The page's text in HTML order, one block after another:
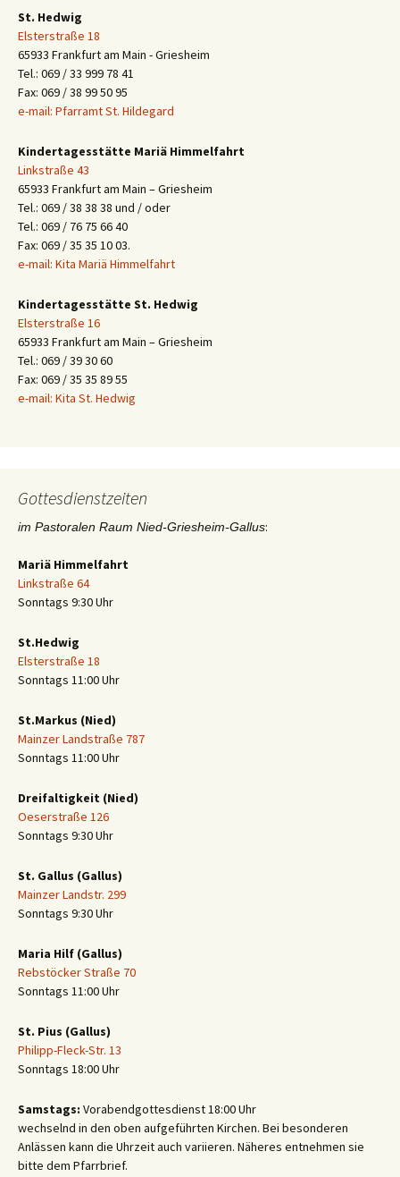
St. Hedwig
Elsterstraße 18
65933 Frankfurt am Main - Griesheim
Tel.: 069 / 33 999 78 41
Fax: 069 / 38 99 50 95
e-mail: Pfarramt St. Hildegard
Kindertagesstätte Mariä Himmelfahrt
Linkstraße 43
65933 Frankfurt am Main – Griesheim
Tel.: 069 / 38 38 38 und / oder
Tel.: 069 / 76 75 66 40
Fax: 069 / 35 35 10 03.
e-mail: Kita Mariä Himmelfahrt
Kindertagesstätte St. Hedwig
Elsterstraße 16
65933 Frankfurt am Main – Griesheim
Tel.: 069 / 39 30 60
Fax: 069 / 35 35 89 55
e-mail: Kita St. Hedwig
Gottesdienstzeiten
im Pastoralen Raum Nied-Griesheim-Gallus:
Mariä Himmelfahrt
Linkstraße 64
Sonntags 9:30 Uhr
St.Hedwig
Elsterstraße 18
Sonntags 11:00 Uhr
St.Markus (Nied)
Mainzer Landstraße 787
Sonntags 11:00 Uhr
Dreifaltigkeit (Nied)
Oeserstraße 126
Sonntags 9:30 Uhr
St. Gallus (Gallus)
Mainzer Landstr. 299
Sonntags 9:30 Uhr
Maria Hilf (Gallus)
Rebstöcker Straße 70
Sonntags 11:00 Uhr
St. Pius (Gallus)
Philipp-Fleck-Str. 13
Sonntags 18:00 Uhr
Samstags: Vorabendgottesdienst 18:00 Uhr
wechselnd in den oben aufgeführten Kirchen. Bei besonderen
Anlässen kann die Uhrzeit auch variieren. Näheres entnehmen sie
bitte dem Pfarrbrief.